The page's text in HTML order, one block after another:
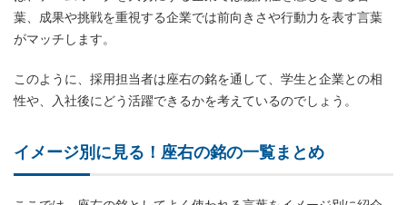
葉、成果や挑戦を重視する企業では前向きさや行動力を表す言葉
がマッチします。
このように、採用担当者は座右の銘を通して、学生と企業との相
性や、入社後にどう活躍できるかを考えているのでしょう。
イメージ別に見る！座右の銘の一覧まとめ